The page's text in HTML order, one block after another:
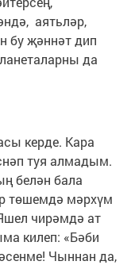
аятьләр,
бу җәннәт дип
да
керде. Кара
туя алмадым.
белән бала
төшемдә мәрхүм
чирәмдә ат
килеп: «Бәби
Чыннан да,